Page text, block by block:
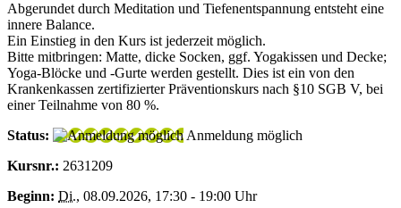
Abgerundet durch Meditation und Tiefenentspannung entsteht eine
innere Balance.
Ein Einstieg in den Kurs ist jederzeit möglich.
Bitte mitbringen: Matte, dicke Socken, ggf. Yogakissen und Decke;
Yoga-Blöcke und -Gurte werden gestellt. Dies ist ein von den
Krankenkassen zertifizierter Präventionskurs nach §10 SGB V, bei
einer Teilnahme von 80 %.
Status:
Anmeldung möglich
Kursnr.: 2631209
Beginn: Di., 08.09.2026, 17:30 - 19:00 Uhr